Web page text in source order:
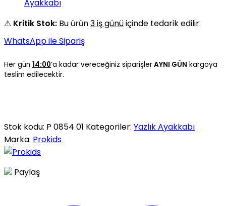
Ayakkabı
⚠ Kritik Stok: Bu ürün3 iş günüiçinde tedarik edilir.
WhatsApp ile Sipariş
Her gün 14:00’a kadar vereceğiniz siparişlerAYNI GÜN kargoya
teslim edilecektir.
Stok kodu: P 0854 01 Kategoriler: Yazlık Ayakkabı
Marka: Prokids
Paylaş